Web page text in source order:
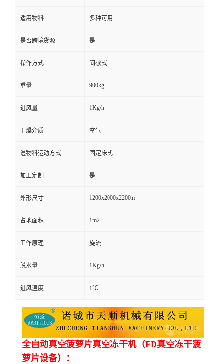
适用物料 多种可用
是否跨境货源 是
操作方式 间歇式
重量 900kg
进风量 1Kg/h
干燥介质 空气
湿物料运动方式 固定床式
加工定制 是
外形尺寸 1200x2000x2200m
占地面积 1m2
工作原理 旋流
脱水量 1Kg/h
进风温度 1℃
全自动真空菠萝片真空冻干机（FD真空冻干菠
萝片设备）：